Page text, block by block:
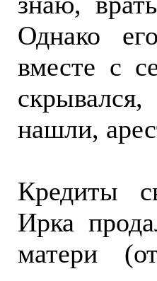
Однако
вместе с
нашли,
Кредиты
Ирка
матери